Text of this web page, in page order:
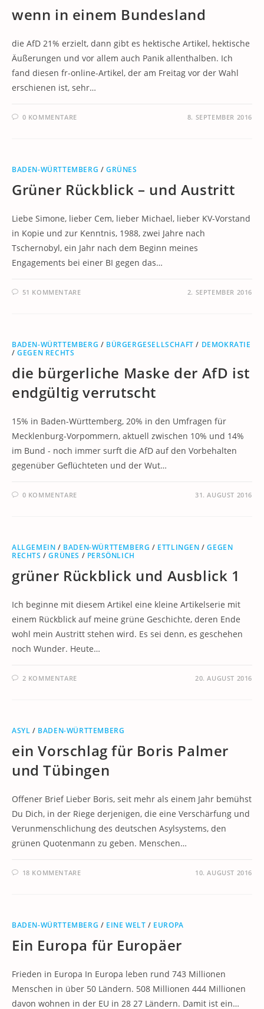
wenn in einem Bundesland
die AfD 21% erzielt, dann gibt es hektische Artikel, hektische
Äußerungen und vor allem auch Panik allenthalben. Ich
fand diesen fr-online-Artikel, der am Freitag vor der Wahl
erschienen ist, sehr…
0 KOMMENTARE 8. SEPTEMBER 2016
BADEN-WÜRTTEMBERG /GRÜNES
Grüner Rückblick – und Austritt
Liebe Simone, lieber Cem, lieber Michael, lieber KV-Vorstand
in Kopie und zur Kenntnis, 1988, zwei Jahre nach
Tschernobyl, ein Jahr nach dem Beginn meines
Engagements bei einer BI gegen das…
51 KOMMENTARE 2. SEPTEMBER 2016
BADEN-WÜRTTEMBERG / BÜRGERGESELLSCHAFT / DEMOKRATIE
/GEGEN RECHTS
die bürgerliche Maske der AfD ist
endgültig verrutscht
15% in Baden-Württemberg, 20% in den Umfragen für
Mecklenburg-Vorpommern, aktuell zwischen 10% und 14%
im Bund - noch immer surft die AfD auf den Vorbehalten
gegenüber Geflüchteten und der Wut…
0 KOMMENTARE 31. AUGUST 2016
ALLGEMEIN / BADEN-WÜRTTEMBERG / ETTLINGEN /GEGEN
RECHTS /GRÜNES / PERSÖNLICH
grüner Rückblick und Ausblick 1
Ich beginne mit diesem Artikel eine kleine Artikelserie mit
einem Rückblick auf meine grüne Geschichte, deren Ende
wohl mein Austritt stehen wird. Es sei denn, es geschehen
noch Wunder. Heute…
2 KOMMENTARE 20. AUGUST 2016
ASYL / BADEN-WÜRTTEMBERG
ein Vorschlag für Boris Palmer
und Tübingen
Offener Brief Lieber Boris, seit mehr als einem Jahr bemühst
Du Dich, in der Riege derjenigen, die eine Verschärfung und
Verunmenschlichung des deutschen Asylsystems, den
grünen Quotenmann zu geben. Menschen…
18 KOMMENTARE 10. AUGUST 2016
BADEN-WÜRTTEMBERG / EINE WELT / EUROPA
Ein Europa für Europäer
Frieden in Europa In Europa leben rund 743 Millionen
Menschen in über 50 Ländern. 508 Millionen 444 Millionen
davon wohnen in der EU in 28 27 Ländern. Damit ist ein…